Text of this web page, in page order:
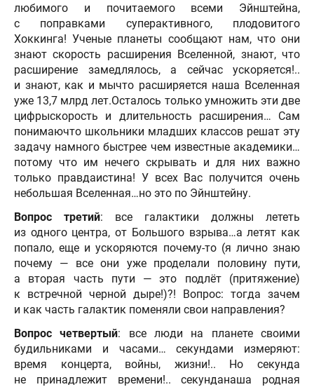
любимого и почитаемого всеми Эйнштейна,
с поправками суперактивного, плодовитого
Хоккинга! Ученые планеты сообщают нам, что они
знают скорость расширения Вселенной, знают, что
расширение замедлялось, а сейчас ускоряется!..
и знают, как и мычто расширяется наша Вселенная
уже 13,7 млрд лет.Осталось только умножить эти две
цифрыскорость и длительность расширения… Сам
понимаючто школьники младших классов решат эту
задачу намного быстрее чем известные академики…
потому что им нечего скрывать и для них важно
только правдаистина! У всех Вас получится очень
небольшая Вселенная…но это по Эйнштейну.
Вопрос третий: все галактики должны лететь
из одного центра, от Большого взрыва…а летят как
попало, еще и ускоряются почему-то (я лично знаю
почему — все они уже проделали половину пути,
а вторая часть пути — это подлёт (притяжение)
к встречной черной дыре!)?! Вопрос: тогда зачем
и как часть галактик поменяли свои направления?
Вопрос четвертый: все люди на планете своими
будильниками и часами… секундами измеряют:
время концерта, войны, жизни!.. Но секунда
не принадлежит времени!.. секунданаша родная